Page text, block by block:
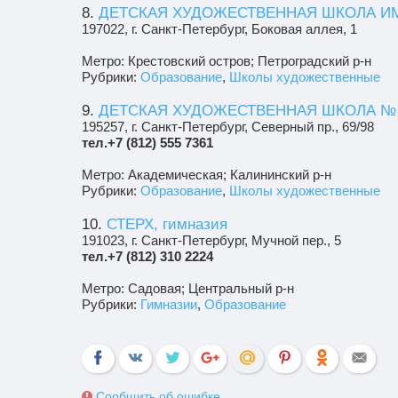
8. ДЕТСКАЯ ХУДОЖЕСТВЕННАЯ ШКОЛА
197022, г. Санкт-Петербург, Боковая аллея, 1
Метро: Крестовский остров; Петроградский р-н
Рубрики: Образование, Школы художественные
9. ДЕТСКАЯ ХУДОЖЕСТВЕННАЯ ШКОЛА №
195257, г. Санкт-Петербург, Северный пр., 69/98
тел.+7 (812) 555 7361
Метро: Академическая; Калининский р-н
Рубрики: Образование, Школы художественные
10. СТЕРХ, гимназия
191023, г. Санкт-Петербург, Мучной пер., 5
тел.+7 (812) 310 2224
Метро: Садовая; Центральный р-н
Рубрики: Гимназии, Образование